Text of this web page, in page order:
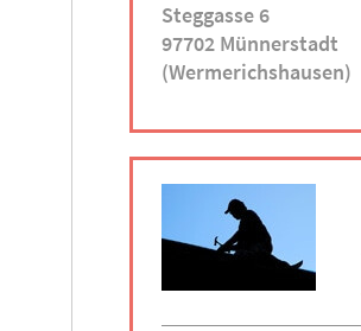
Steggasse 6
97702 Münnerstadt
(Wermerichshausen)